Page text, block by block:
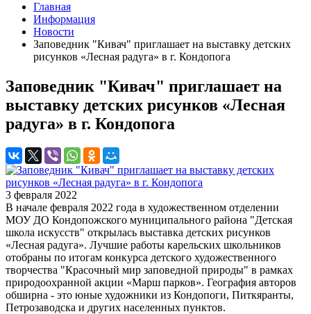
Главная
Информация
Новости
Заповедник "Кивач" приглашает на выставку детских
рисунков «Лесная радуга» в г. Кондопога
Заповедник "Кивач" приглашает на
выставку детских рисунков «Лесная
радуга» в г. Кондопога
3 февраля 2022
В начале февраля 2022 года в художественном отделении
МОУ ДО Кондопожского муниципального района "Детская
школа искусств" открылась выставка детских рисунков
«Лесная радуга». Лучшие работы карельских школьников
отобраны по итогам конкурса детского художественного
творчества "Красочный мир заповедной природы" в рамках
природоохранной акции «Марш парков». География авторов
обширна - это юные художники из Кондопоги, Питкяранты,
Петрозаводска и других населенных пунктов.